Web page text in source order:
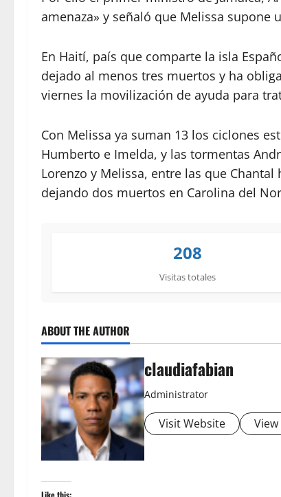
amenaza» y señaló que Melissa supone
En Haití, país que comparte la isla
dejado al menos tres muertos y ha
viernes la movilización de ayuda para
Con Melissa ya suman 13 los ciclones
Humberto e Imelda, y las tormentas
Lorenzo y Melissa, entre las que
dejando dos muertos en Carolina del
208
Visitas totales
ABOUT THE AUTHOR
claudiafabian
Administrator
Visit Website
Like this: